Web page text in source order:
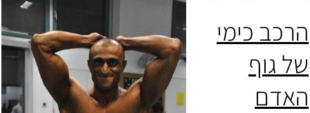
הרכב כימי
של גוף
האדם